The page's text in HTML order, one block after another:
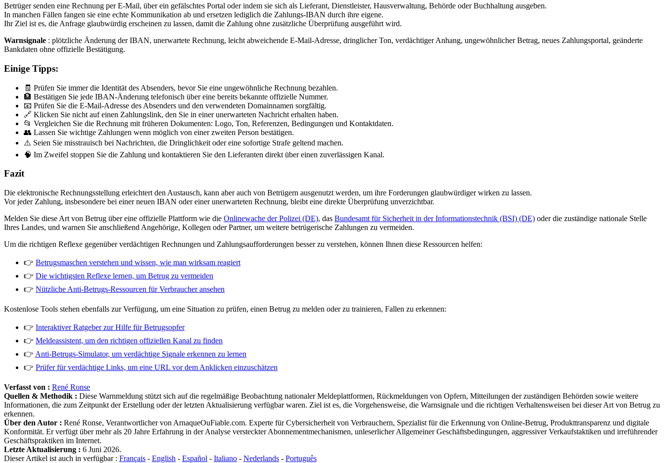
Betrüger senden eine Rechnung per E-Mail, über ein gefälschtes Portal oder indem sie sich als Lieferant, Dienstleister, Hausverwaltung, Behörde oder Buchhaltung ausgeben.
In manchen Fällen fangen sie eine echte Kommunikation ab und ersetzen lediglich die Zahlungs-IBAN durch ihre eigene.
Ihr Ziel ist es, die Anfrage glaubwürdig erscheinen zu lassen, damit die Zahlung ohne zusätzliche Überprüfung ausgeführt wird.
Warnsignale : plötzliche Änderung der IBAN, unerwartete Rechnung, leicht abweichende E-Mail-Adresse, dringlicher Ton, verdächtiger Anhang, ungewöhnlicher Betrag, neues Zahlungsportal, geänderte
Bankdaten ohne offizielle Bestätigung.
Einige Tipps:
🧾 Prüfen Sie immer die Identität des Absenders, bevor Sie eine ungewöhnliche Rechnung bezahlen.
🏦 Bestätigen Sie jede IBAN-Änderung telefonisch über eine bereits bekannte offizielle Nummer.
📧 Prüfen Sie die E-Mail-Adresse des Absenders und den verwendeten Domainnamen sorgfältig.
🔗 Klicken Sie nicht auf einen Zahlungslink, den Sie in einer unerwarteten Nachricht erhalten haben.
📂 Vergleichen Sie die Rechnung mit früheren Dokumenten: Logo, Ton, Referenzen, Bedingungen und Kontaktdaten.
👥 Lassen Sie wichtige Zahlungen wenn möglich von einer zweiten Person bestätigen.
⚠️ Seien Sie misstrauisch bei Nachrichten, die Dringlichkeit oder eine sofortige Strafe geltend machen.
🧠 Im Zweifel stoppen Sie die Zahlung und kontaktieren Sie den Lieferanten direkt über einen zuverlässigen Kanal.
Fazit
Die elektronische Rechnungsstellung erleichtert den Austausch, kann aber auch von Betrügern ausgenutzt werden, um ihre Forderungen glaubwürdiger wirken zu lassen.
Vor jeder Zahlung, insbesondere bei einer neuen IBAN oder einer unerwarteten Rechnung, bleibt eine direkte Überprüfung unverzichtbar.
Melden Sie diese Art von Betrug über eine offizielle Plattform wie die Onlinewache der Polizei (DE), das Bundesamt für Sicherheit in der Informationstechnik (BSI) (DE) oder die zuständige nationale Stelle
Ihres Landes, und warnen Sie anschließend Angehörige, Kollegen oder Partner, um weitere betrügerische Zahlungen zu vermeiden.
Um die richtigen Reflexe gegenüber verdächtigen Rechnungen und Zahlungsaufforderungen besser zu verstehen, können Ihnen diese Ressourcen helfen:
👉 Betrugsmaschen verstehen und wissen, wie man wirksam reagiert
👉 Die wichtigsten Reflexe lernen, um Betrug zu vermeiden
👉 Nützliche Anti-Betrugs-Ressourcen für Verbraucher ansehen
Kostenlose Tools stehen ebenfalls zur Verfügung, um eine Situation zu prüfen, einen Betrug zu melden oder zu trainieren, Fallen zu erkennen:
👉 Interaktiver Ratgeber zur Hilfe für Betrugsopfer
👉 Meldeassistent, um den richtigen offiziellen Kanal zu finden
👉 Anti-Betrugs-Simulator, um verdächtige Signale erkennen zu lernen
👉 Prüfer für verdächtige Links, um eine URL vor dem Anklicken einzuschätzen
Verfasst von : René Ronse
Quellen & Methodik : Diese Warnmeldung stützt sich auf die regelmäßige Beobachtung nationaler Meldeplattformen, Rückmeldungen von Opfern, Mitteilungen der zuständigen Behörden sowie weitere
Informationen, die zum Zeitpunkt der Erstellung oder der letzten Aktualisierung verfügbar waren. Ziel ist es, die Vorgehensweise, die Warnsignale und die richtigen Verhaltensweisen bei dieser Art von Betrug zu
erkennen.
Über den Autor : René Ronse, Verantwortlicher von ArnaqueOuFiable.com. Experte für Cybersicherheit von Verbrauchern, Spezialist für die Erkennung von Online-Betrug, Produkttransparenz und digitale
Konformität. Er verfügt über mehr als 20 Jahre Erfahrung in der Analyse versteckter Abonnementmechanismen, unleserlicher Allgemeiner Geschäftsbedingungen, aggressiver Verkaufstaktiken und irreführender
Geschäftspraktiken im Internet.
Letzte Aktualisierung : 6 Juni 2026.
Dieser Artikel ist auch in verfügbar : Français - English - Español - Italiano - Nederlands - Português